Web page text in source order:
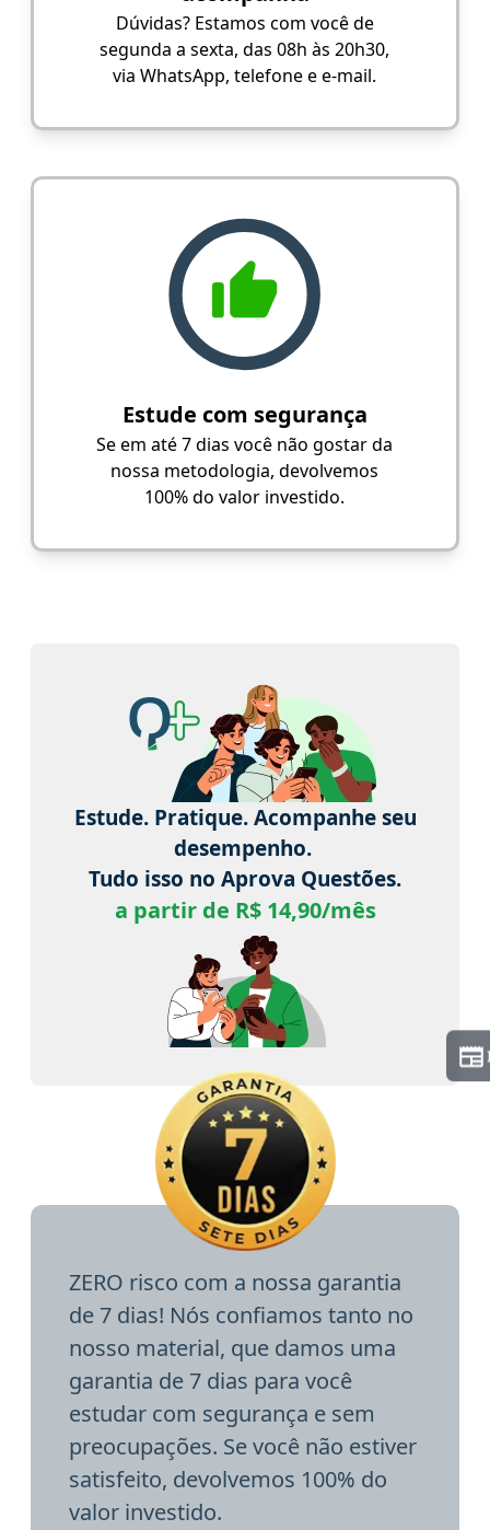
Dúvidas? Estamos com você de
segunda a sexta, das 08h às 20h30,
via WhatsApp, telefone e e-mail.
Estude com segurança
Se em até 7 dias você não gostar da
nossa metodologia, devolvemos
100% do valor investido.
Estude. Pratique. Acompanhe seu
desempenho.
Tudo isso no Aprova Questões.
a partir de R$ 14,90/mês
ZERO risco com a nossa garantia
de 7 dias! Nós confiamos tanto no
nosso material, que damos uma
garantia de 7 dias para você
estudar com segurança e sem
preocupações. Se você não estiver
satisfeito, devolvemos 100% do
valor investido.